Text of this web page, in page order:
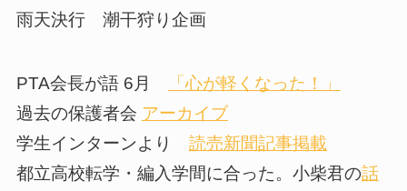
雨天決行 潮干狩り企画
PTA会長が語 6月
「心が軽くなった！」
過去の保護者会 アーカイブ
学生インターンより 読売新聞記事掲載
都立高校転学・編入学間に合った。小柴君の話